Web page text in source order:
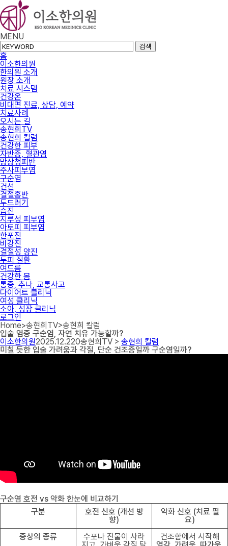
MENU
검색
홈
이소한의원
한의원 소개
원장 소개
치료 시스템
건강온
비대면 진료, 상담, 예약
치료사례
오시는 길
송현희TV
송현희 칼럼
건강한 피부
자반증, 혈관염
망상청피반
주사피부염
구순염
건선
결절홍반
두드러기
습진
지루성 피부염
아토피 피부염
한포진
비강진
결절성 양진
두피 질환
여드름
건강한 몸
통증, 추나, 교통사고
다이어트 클리닉
여성 클리닉
소아, 성장 클리닉
로그인
Home>송현희TV>송현희 칼럼
입술 염증 구순염, 자연 치유 가능할까?
이소한의원2025.12.220송현희TV > 송현희 칼럼
미칠 듯한 입술 가려움과 각질, 단순 건조증일까 구순염일까?
구순염 호전 vs 악화 한눈에 비교하기
구분
호전 신호 (개선 방
향)
악화 신호 (치료 필
요)
증상의 종류
수포나 진물이 사라
건조함에서 시작해